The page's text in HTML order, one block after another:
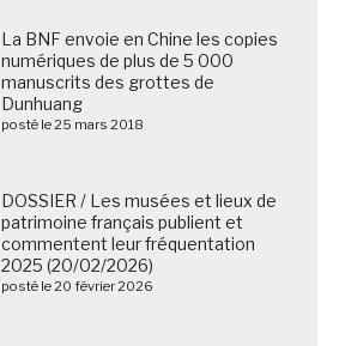
La BNF envoie en Chine les copies
numériques de plus de 5 000
manuscrits des grottes de
Dunhuang
posté le 25 mars 2018
DOSSIER / Les musées et lieux de
patrimoine français publient et
commentent leur fréquentation
2025 (20/02/2026)
posté le 20 février 2026